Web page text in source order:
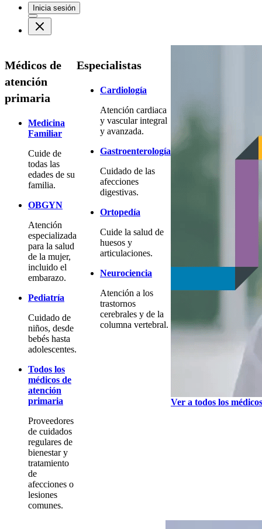
Inicia sesión
Médicos de
atención
primaria
Medicina
Familiar
Cuide de
todas las
edades de su
familia.
OBGYN
Atención
especializada
para la salud
de la mujer,
incluido el
embarazo.
Pediatría
Cuidado de
niños, desde
bebés hasta
adolescentes.
Todos los
médicos de
atención
primaria
Proveedores
de cuidados
regulares de
bienestar y
tratamiento
de
afecciones o
lesiones
comunes.
Especialistas
Cardiología
Atención cardiaca
y vascular integral
y avanzada.
Gastroenterología
Cuidado de las
afecciones
digestivas.
Ortopedía
Cuide la salud de
huesos y
articulaciones.
Neurociencia
Atención a los
trastornos
cerebrales y de la
columna vertebral.
Ver a todos los médicos